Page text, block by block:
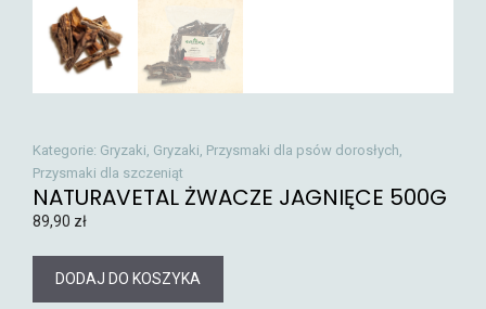
NATURAVETAL ŻWACZE JAGNIĘCE 500G
89,90 zł
DODAJ DO KOSZYKA
Kategorie: Gryzaki, Gryzaki, Przysmaki dla psów dorosłych,
Przysmaki dla szczeniąt